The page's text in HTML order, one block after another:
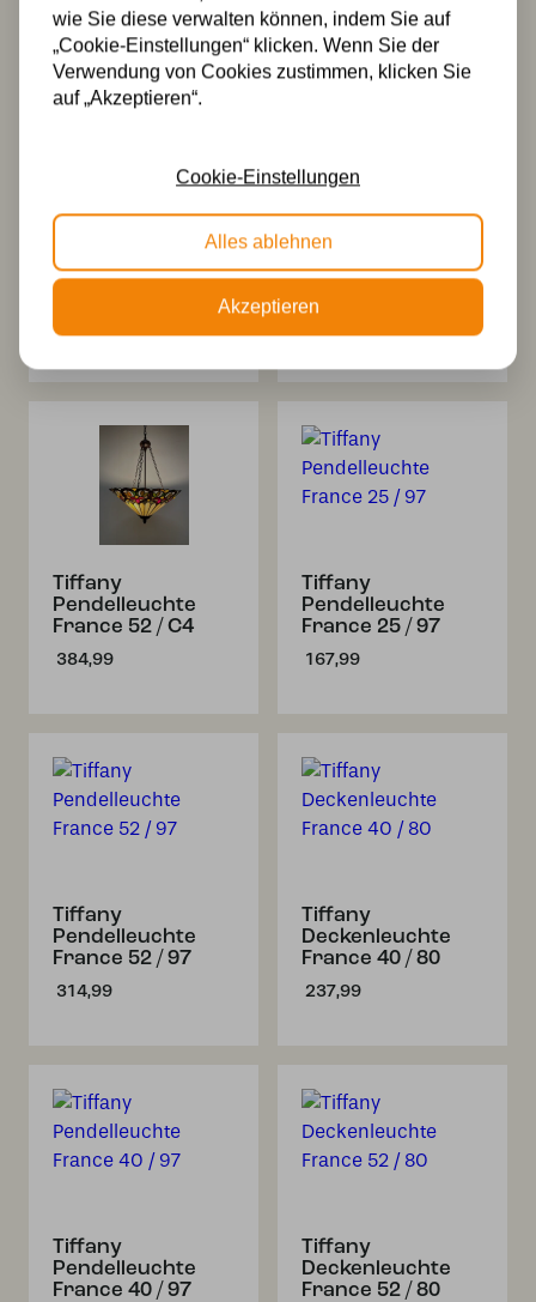
149,99
Tiffany Schirm Ø
124,99
Tiffany kap Ø
Tiffany
Pendelleuchte
France 52 / C4
384,99
Tiffany
Pendelleuchte
France 25 / 97
167,99
Tiffany
Pendelleuchte
France 52 / 97
314,99
Tiffany
Deckenleuchte
France 40 / 80
237,99
Tiffany
Pendelleuchte
France 40 / 97
Tiffany
Deckenleuchte
France 52 / 80
wie Sie diese verwalten können, indem Sie auf
„Cookie-Einstellungen“ klicken. Wenn Sie der
Verwendung von Cookies zustimmen, klicken Sie
auf „Akzeptieren“.
Cookie-Einstellungen
Alles ablehnen
Akzeptieren